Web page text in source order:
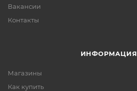
Вакансии
Контакты
ИНФОРМАЦИЯ
Магазины
Как купить